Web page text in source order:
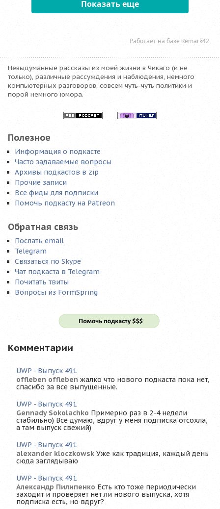
Невыдуманные рассказы из моей жизни в Чикаго (и не
только), различные рассуждения и наблюдения, немного
компьютерных разговоров, совсем чуть-чуть политики и
порой немного юмора.
Полезное
Информация о подкасте
Часто задаваемые вопросы
Архивы подкастов в zip
Прочие записи
Все фиды для подписки
Помочь подкасту на Patreon
Обратная связь
Послать email
Telegram
Связаться по Skype
Чат подкаста в Telegram
Почитать твиты
Вопросы из FormSpring
Комментарии
UWP - Выпуск 491
offleben offleben жалко что нового подкаста пока нет,
спасибо за все выпущенные.
UWP - Выпуск 491
Gennady Sokolachko Примерно раз в 2-4 недели
стабильно) Всё думаю, вдруг у меня подписка отсохла,
а там выпуск свежий)
UWP - Выпуск 491
alexander kloczkowsk Уже как традиция, каждый день
сюда заглядываю
UWP - Выпуск 491
Александр Пилипенко Есть кто тоже периодически
заходит и проверяет нет ли нового выпуска, хотя
подписка есть, но вдруг?